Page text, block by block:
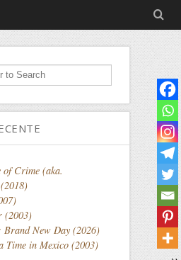
Crime (aka.
(2003)
Brand New Day (2026)
Time in Mexico (2003)